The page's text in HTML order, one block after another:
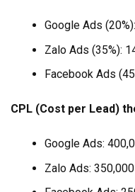
Google Ads
Zalo Ads (35%):
Facebook Ads
CPL (Cost per Lead)
Google Ads:
Zalo Ads: